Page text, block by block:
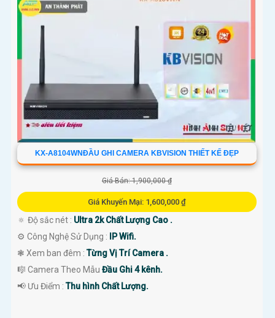
KX-A8104WNĐẦU GHI CAMERA KBVISION THIẾT KẾ ĐẸP
Giá Bán: 1,900,000 ₫
Giá Khuyến Mại: 1,600,000 ₫
🔅 Độ sắc nét : Ultra 2k Chất Lượng Cao .
⚙ Công Nghệ Sử Dụng :
IP Wifi.
❃ Xem ban đêm :Từng Vị Trí Camera .
🎼️ Camera Theo Mẫu Đầu Ghi 4 kênh.
️📢 Ưu Điểm :Thu hình Chất Lượng.